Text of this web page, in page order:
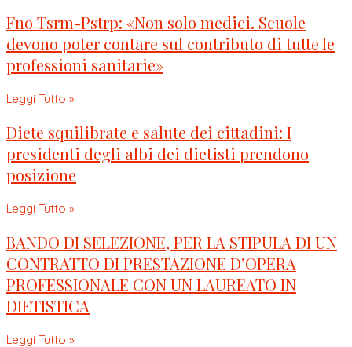
Fno Tsrm-Pstrp: «Non solo medici. Scuole
devono poter contare sul contributo di tutte le
professioni sanitarie»
Leggi Tutto »
Diete squilibrate e salute dei cittadini: I
presidenti degli albi dei dietisti prendono
posizione
Leggi Tutto »
BANDO DI SELEZIONE, PER LA STIPULA DI UN
CONTRATTO DI PRESTAZIONE D’OPERA
PROFESSIONALE CON UN LAUREATO IN
DIETISTICA
Leggi Tutto »